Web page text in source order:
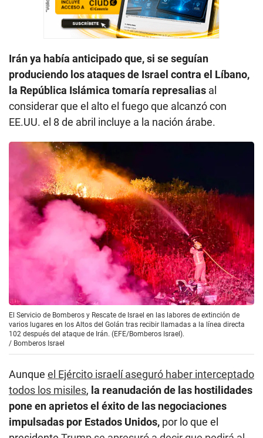
Irán ya había anticipado que, si se seguían
produciendo los ataques de Israel contra el Líbano,
la República Islámica tomaría represalias al
considerar que el alto el fuego que alcanzó con
EE.UU. el 8 de abril incluye a la nación árabe.
El Servicio de Bomberos y Rescate de Israel en las labores de extinción de
varios lugares en los Altos del Golán tras recibir llamadas a la línea directa
102 después del ataque de Irán. (EFE/Bomberos Israel).
/ Bomberos Israel
Aunque el Ejército israelí aseguró haber interceptado
todos los misiles, la reanudación de las hostilidades
pone en aprietos el éxito de las negociaciones
impulsadas por Estados Unidos, por lo que el